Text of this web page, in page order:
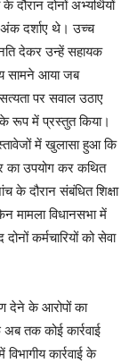
दौरान दोनों अभ्यर्थियों
दर्शाए थे। उच्च
देकर उन्हें सहायक
सामने आया जब
पर सवाल उठाए
के रूप में प्रस्तुत किया।
में खुलासा हुआ कि
का उपयोग कर कथित
के दौरान संबंधित शिक्षा
मामला विधानसभा में
कर्मचारियों को सेवा
देने के आरोपों का
तक कोई कार्रवाई
कार्रवाई के